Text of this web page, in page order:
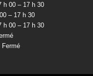
h 00 – 17 h 30
– 17 h 30
h 00 – 17 h 30
Fermé